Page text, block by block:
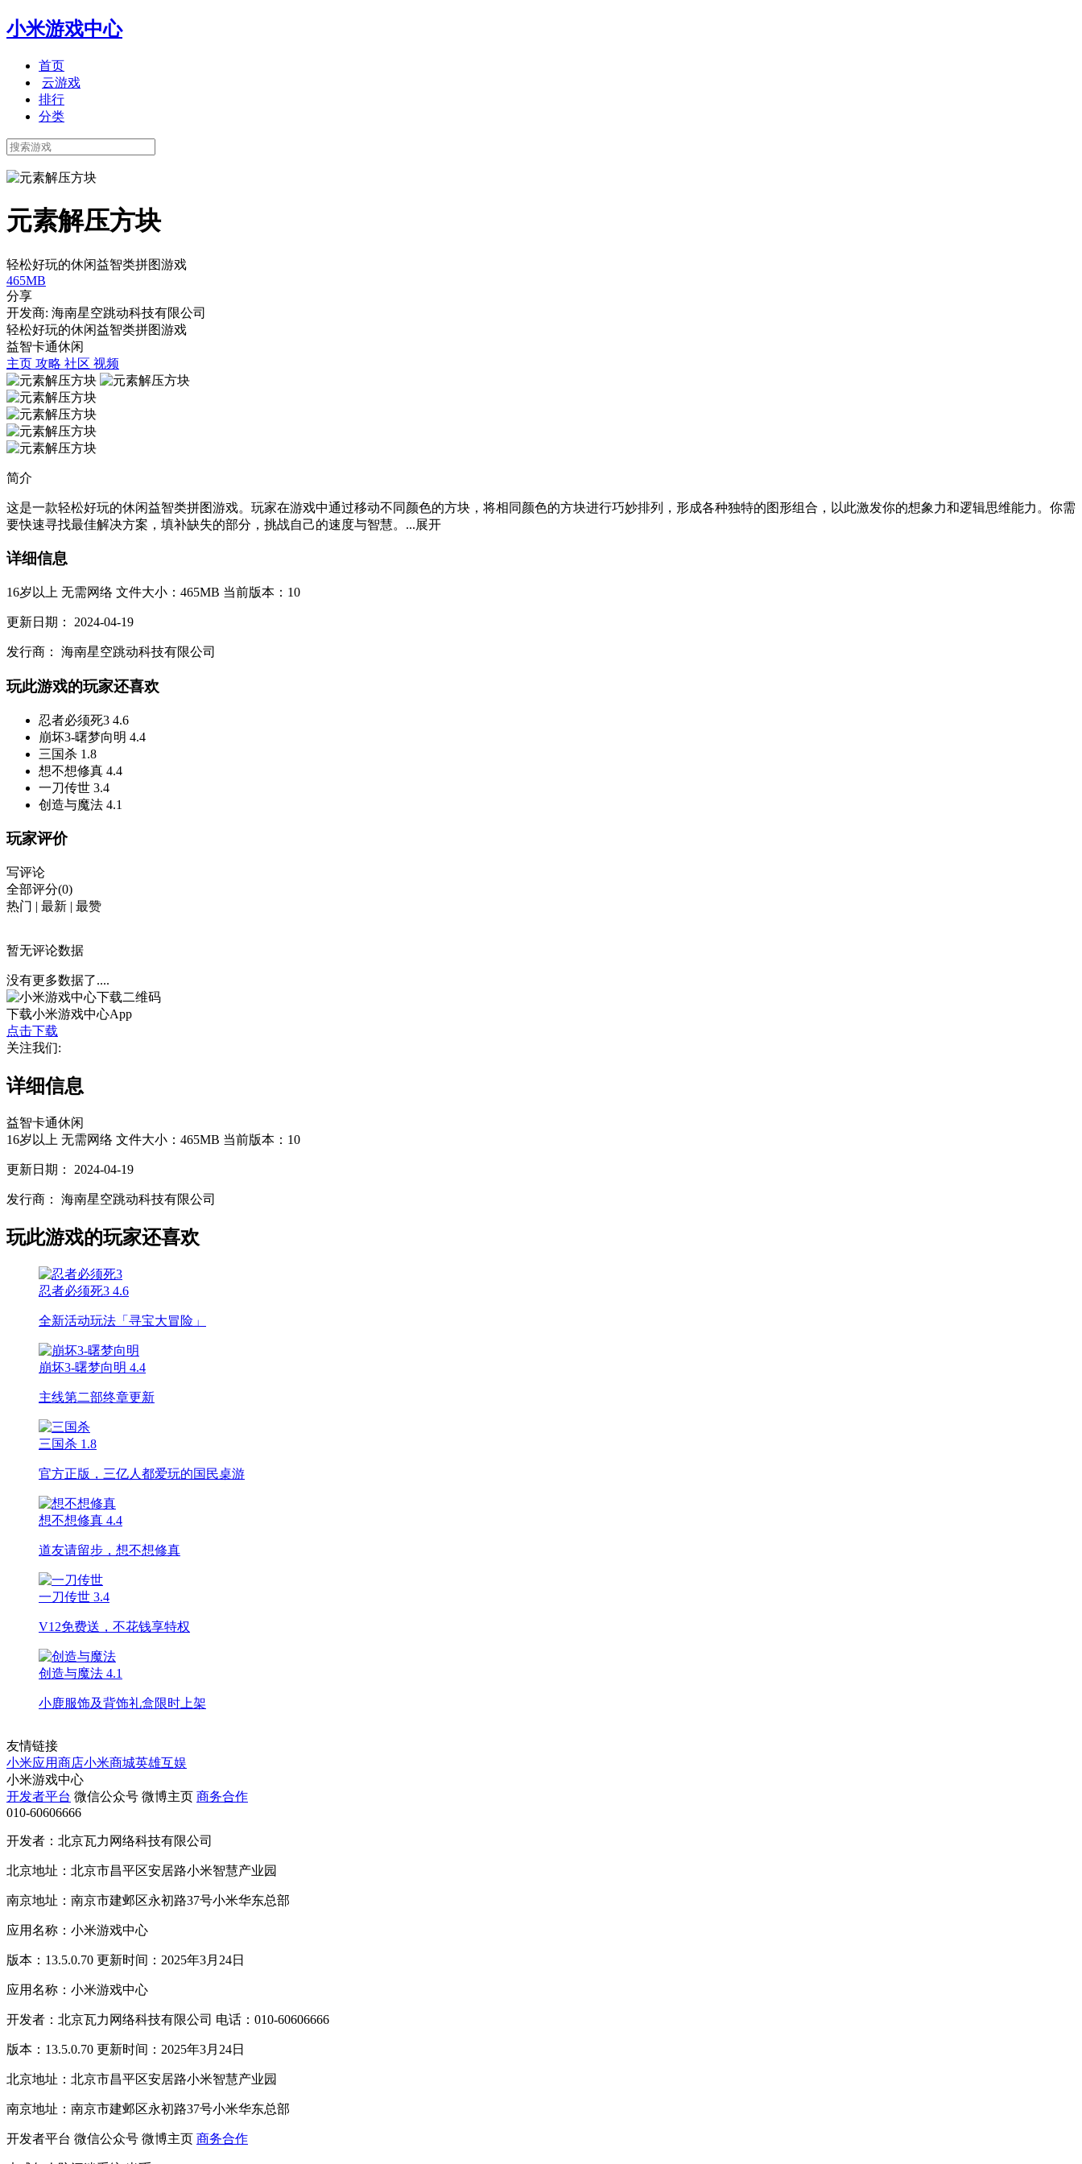
小米游戏中心
首页
云游戏
排行
分类
元素解压方块
轻松好玩的休闲益智类拼图游戏
465MB
分享
开发商: 海南星空跳动科技有限公司
轻松好玩的休闲益智类拼图游戏
益智卡通休闲
主页 攻略 社区 视频
简介
这是一款轻松好玩的休闲益智类拼图游戏。玩家在游戏中通过移动不同颜色的方块，将相同颜色的方块进行巧妙排列，形成各种独特的图形组合，以此激发你的想象力和逻辑思维能力。你需
要快速寻找最佳解决方案，填补缺失的部分，挑战自己的速度与智慧。...展开
详细信息
16岁以上 无需网络 文件大小：465MB 当前版本：10
更新日期： 2024-04-19
发行商： 海南星空跳动科技有限公司
玩此游戏的玩家还喜欢
忍者必须死3 4.6
崩坏3-曙梦向明 4.4
三国杀 1.8
想不想修真 4.4
一刀传世 3.4
创造与魔法 4.1
玩家评价
写评论
全部评分(0)
热门 | 最新 | 最赞
暂无评论数据
没有更多数据了....
下载小米游戏中心App
点击下载
关注我们:
详细信息
益智卡通休闲
16岁以上 无需网络 文件大小：465MB 当前版本：10
更新日期： 2024-04-19
发行商： 海南星空跳动科技有限公司
玩此游戏的玩家还喜欢
忍者必须死3 4.6
全新活动玩法「寻宝大冒险」
崩坏3-曙梦向明 4.4
主线第二部终章更新
三国杀 1.8
官方正版，三亿人都爱玩的国民桌游
想不想修真 4.4
道友请留步，想不想修真
一刀传世 3.4
V12免费送，不花钱享特权
创造与魔法 4.1
小鹿服饰及背饰礼盒限时上架
友情链接
小米应用商店小米商城英雄互娱
小米游戏中心
开发者平台 微信公众号 微博主页 商务合作
010-60606666
开发者：北京瓦力网络科技有限公司
北京地址：北京市昌平区安居路小米智慧产业园
南京地址：南京市建邺区永初路37号小米华东总部
应用名称：小米游戏中心
版本：13.5.0.70 更新时间：2025年3月24日
应用名称：小米游戏中心
开发者：北京瓦力网络科技有限公司 电话：010-60606666
版本：13.5.0.70 更新时间：2025年3月24日
北京地址：北京市昌平区安居路小米智慧产业园
南京地址：南京市建邺区永初路37号小米华东总部
开发者平台 微信公众号 微博主页 商务合作